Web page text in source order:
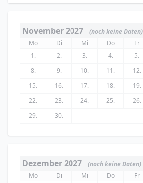
November 2027
(noch keine Daten)
Mo
Di Mi Do Fr
1.
2. 3. 4. 5.
8.
9. 10. 11. 12.
15.
16. 17. 18. 19.
22.
23. 24. 25. 26.
29.
30.
Dezember 2027
(noch keine Daten)
Mo
Di Mi Do Fr